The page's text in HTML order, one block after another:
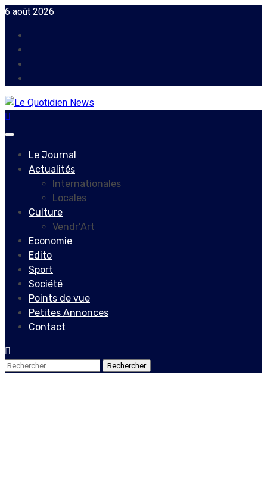
Skip
content
6 août 2026
Primary
Le Journal
Actualités
Internationales
Locales
Culture
Vendr’Art
Economie
Edito
Sport
Société
Points de vue
Petites Annonces
Contact
Rechercher :